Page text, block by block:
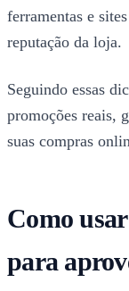
ferramentas e
reputação da loja.
Seguindo essas
promoções reais,
suas compras
Como
para